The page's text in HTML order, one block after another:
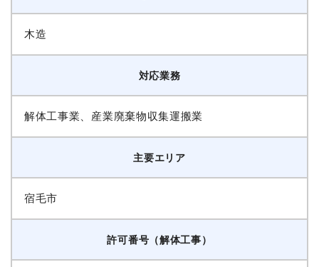
木造
対応業務
解体工事業、産業廃棄物収集運搬業
主要エリア
宿毛市
許可番号（解体工事）